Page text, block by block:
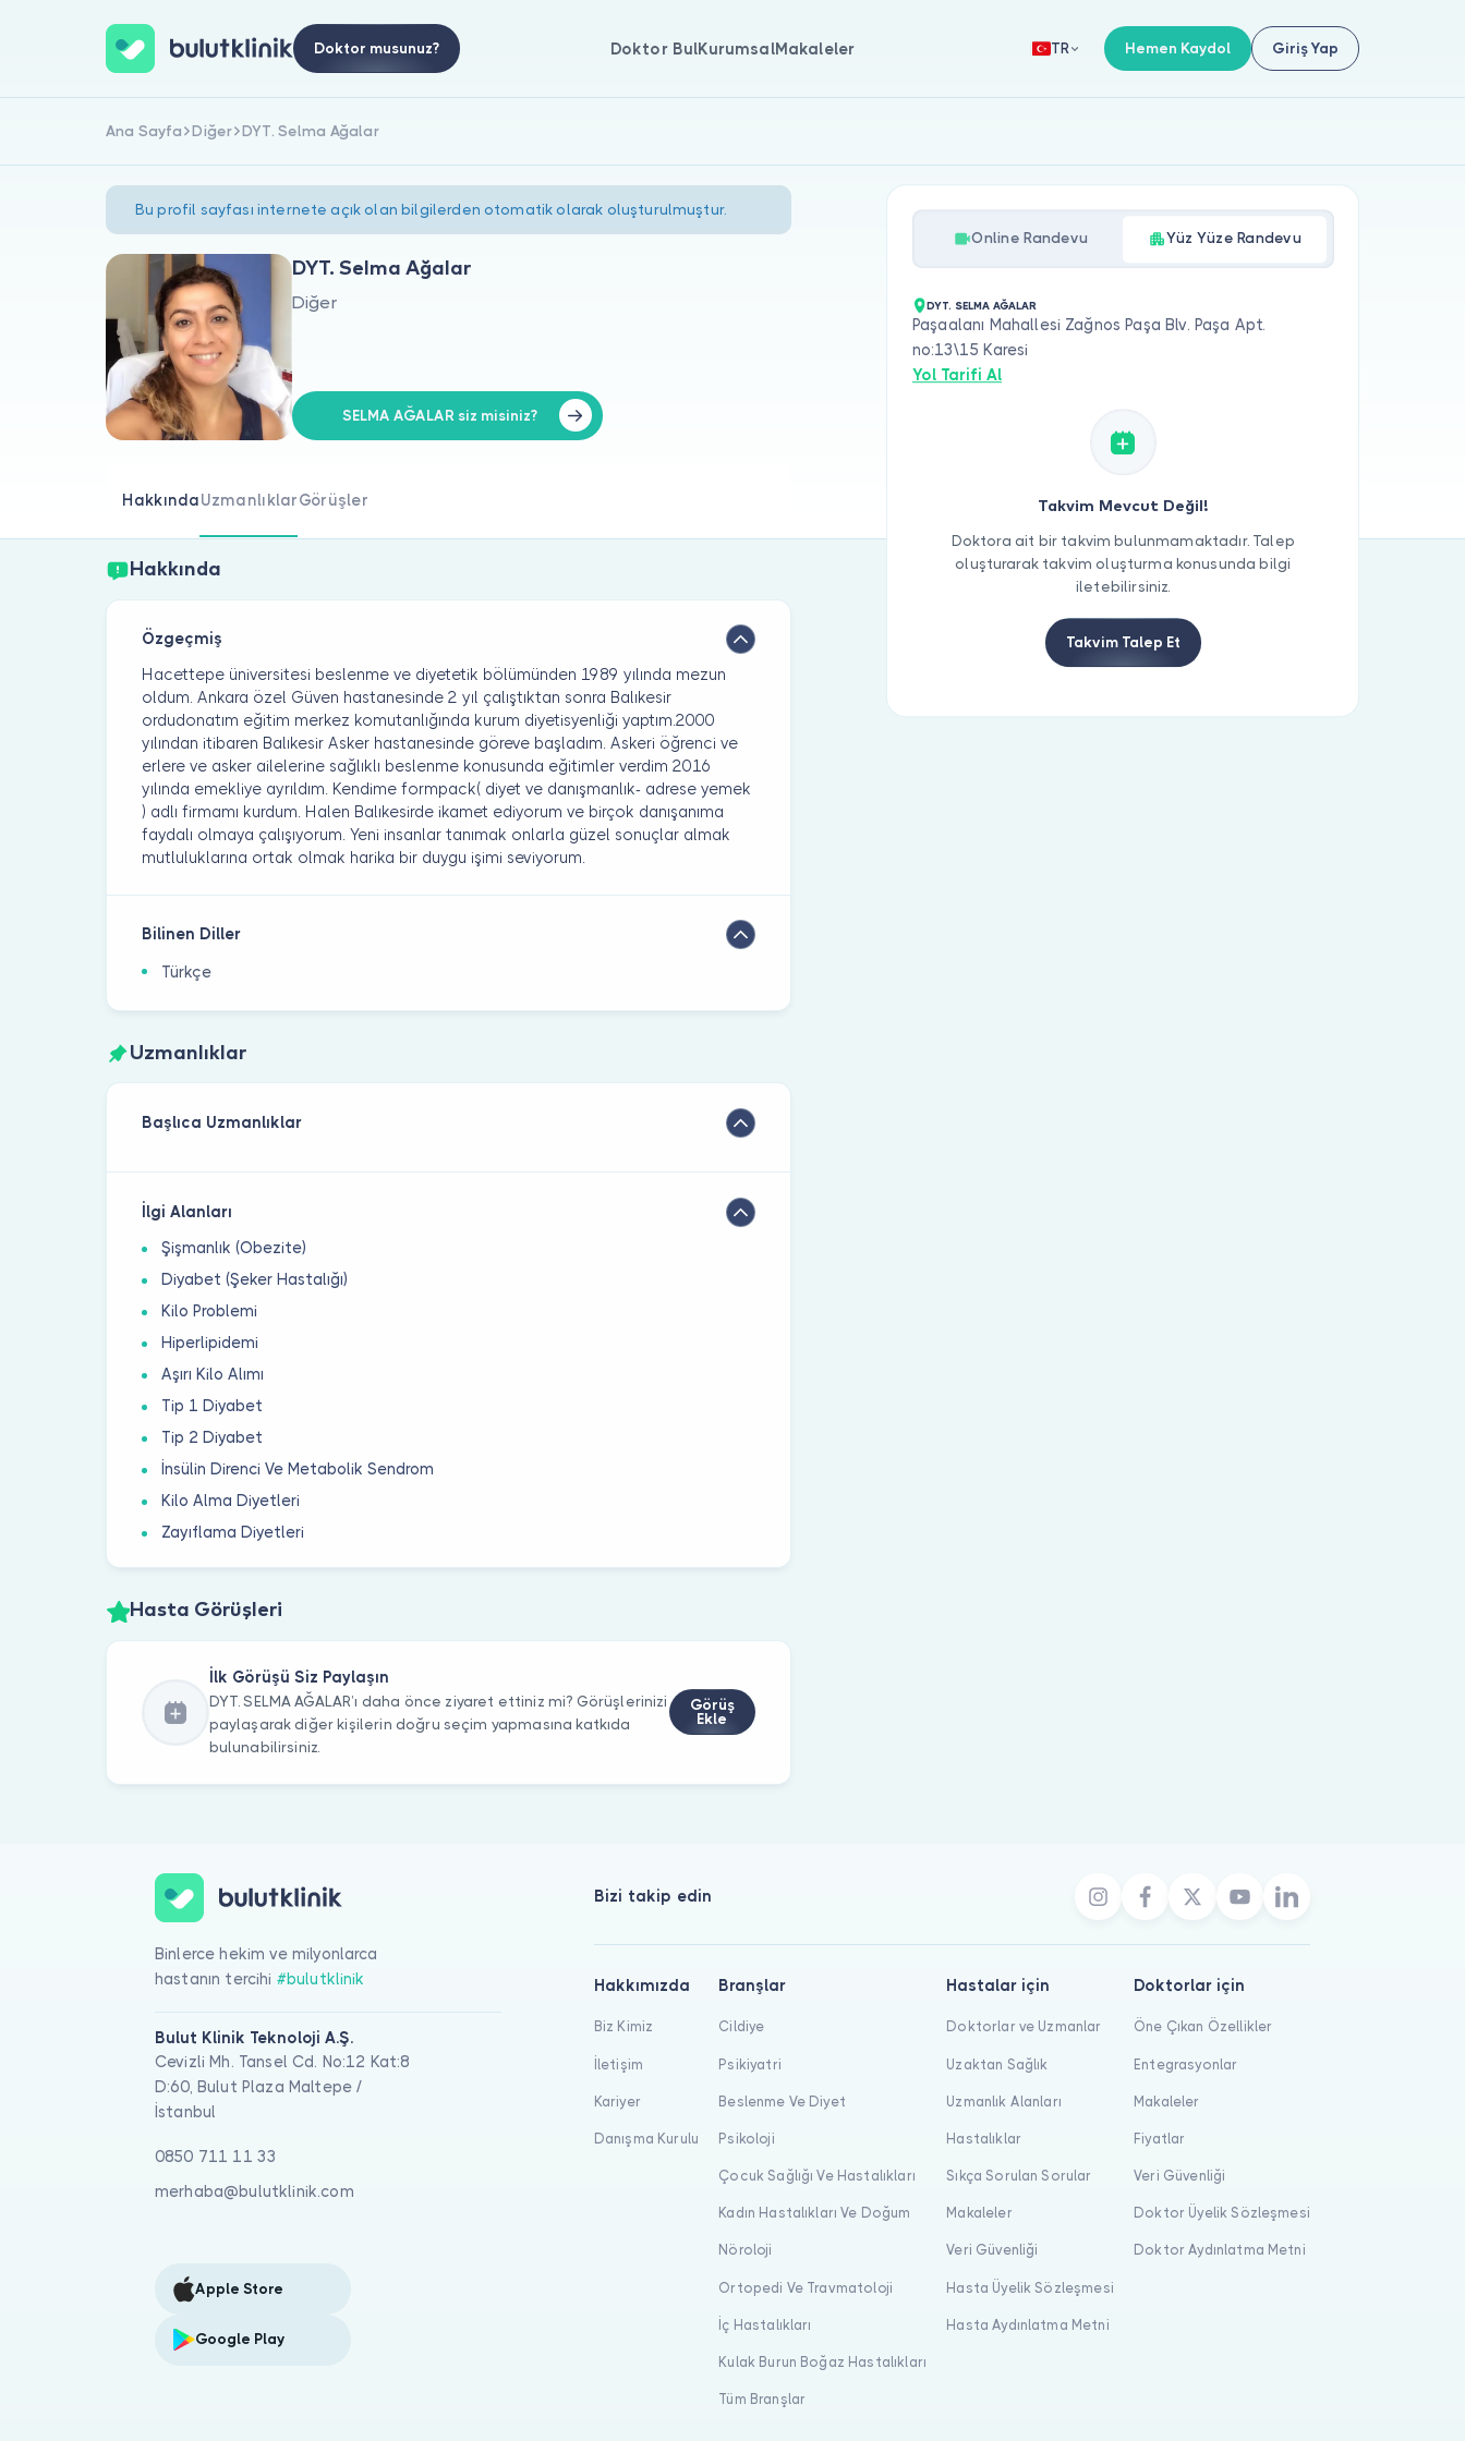
Doktor musunuz? Doktor BulKurumsalMakaleler TR Hemen Kaydol Giriş Yap
Ana Sayfa Diğer DYT. Selma Ağalar
Bu profil sayfası internete açık olan bilgilerden otomatik olarak oluşturulmuştur.
DYT. Selma Ağalar
Diğer
SELMA AĞALAR siz misiniz?
HakkındaUzmanlıklarGörüşler
Hakkında
Özgeçmiş
Hacettepe üniversitesi beslenme ve diyetetik bölümünden 1989 yılında mezun
oldum. Ankara özel Güven hastanesinde 2 yıl çalıştıktan sonra Balıkesir
ordudonatım eğitim merkez komutanlığında kurum diyetisyenliği yaptım.2000
yılından itibaren Balıkesir Asker hastanesinde göreve başladım. Askeri öğrenci ve
erlere ve asker ailelerine sağlıklı beslenme konusunda eğitimler verdim 2016
yılında emekliye ayrıldım. Kendime formpack( diyet ve danışmanlık- adrese yemek
) adlı firmamı kurdum. Halen Balıkesirde ikamet ediyorum ve birçok danışanıma
faydalı olmaya çalışıyorum. Yeni insanlar tanımak onlarla güzel sonuçlar almak
mutluluklarına ortak olmak harika bir duygu işimi seviyorum.
Bilinen Diller
Türkçe
Uzmanlıklar
Başlıca Uzmanlıklar
İlgi Alanları
Şişmanlık (Obezite)
Diyabet (Şeker Hastalığı)
Kilo Problemi
Hiperlipidemi
Aşırı Kilo Alımı
Tip 1 Diyabet
Tip 2 Diyabet
İnsülin Direnci Ve Metabolik Sendrom
Kilo Alma Diyetleri
Zayıflama Diyetleri
Hasta Görüşleri
İlk Görüşü Siz Paylaşın
DYT. SELMA AĞALAR’ı daha önce ziyaret ettiniz mi? Görüşlerinizi
paylaşarak diğer kişilerin doğru seçim yapmasına katkıda
bulunabilirsiniz.
Görüş
Ekle
Online Randevu Yüz Yüze Randevu
DYT. SELMA AĞALAR
Paşaalanı Mahallesi Zağnos Paşa Blv. Paşa Apt.
no:13\15 Karesi
Yol Tarifi Al
Takvim Mevcut Değil!
Doktora ait bir takvim bulunmamaktadır. Talep
oluşturarak takvim oluşturma konusunda bilgi
iletebilirsiniz.
Takvim Talep Et
Binlerce hekim ve milyonlarca
hastanın tercihi #bulutklinik
Bulut Klinik Teknoloji A.Ş.
Cevizli Mh. Tansel Cd. No:12 Kat:8
D:60, Bulut Plaza Maltepe /
İstanbul
0850 711 11 33
merhaba@bulutklinik.com
Apple Store
Google Play
Bizi takip edin
Hakkımızda
Biz Kimiz
İletişim
Kariyer
Danışma Kurulu
Branşlar
Cildiye
Psikiyatri
Beslenme Ve Diyet
Psikoloji
Çocuk Sağlığı Ve Hastalıkları
Kadın Hastalıkları Ve Doğum
Nöroloji
Ortopedi Ve Travmatoloji
İç Hastalıkları
Kulak Burun Boğaz Hastalıkları
Tüm Branşlar
Hastalar için
Doktorlar ve Uzmanlar
Uzaktan Sağlık
Uzmanlık Alanları
Hastalıklar
Sıkça Sorulan Sorular
Makaleler
Veri Güvenliği
Hasta Üyelik Sözleşmesi
Hasta Aydınlatma Metni
Doktorlar için
Öne Çıkan Özellikler
Entegrasyonlar
Makaleler
Fiyatlar
Veri Güvenliği
Doktor Üyelik Sözleşmesi
Doktor Aydınlatma Metni